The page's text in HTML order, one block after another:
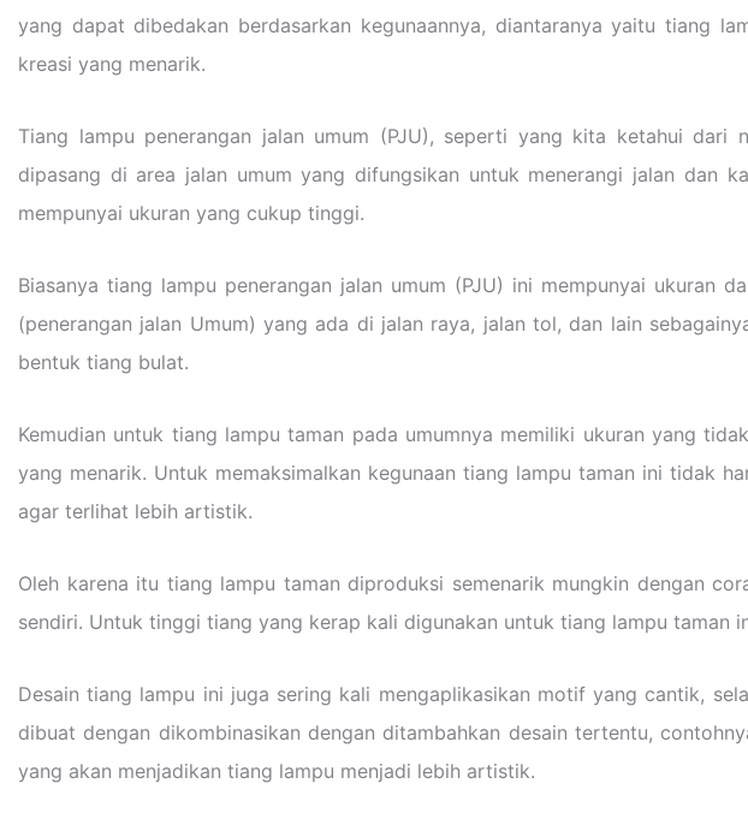
yang dapat dibedakan berdasarkan kegunaannya, diantaranya yaitu tiang
kreasi yang menarik.
Tiang lampu penerangan jalan umum (PJU), seperti yang kita ketahui dari
dipasang di area jalan umum yang difungsikan untuk menerangi jalan dan
mempunyai ukuran yang cukup tinggi.
Biasanya tiang lampu penerangan jalan umum (PJU) ini mempunyai ukuran
(penerangan jalan Umum) yang ada di jalan raya, jalan tol, dan lain
bentuk tiang bulat.
Kemudian untuk tiang lampu taman pada umumnya memiliki ukuran yang
yang menarik. Untuk memaksimalkan kegunaan tiang lampu taman ini tidak
agar terlihat lebih artistik.
Oleh karena itu tiang lampu taman diproduksi semenarik mungkin dengan
sendiri. Untuk tinggi tiang yang kerap kali digunakan untuk tiang lampu taman
Desain tiang lampu ini juga sering kali mengaplikasikan motif yang cantik,
dibuat dengan dikombinasikan dengan ditambahkan desain tertentu,
yang akan menjadikan tiang lampu menjadi lebih artistik.